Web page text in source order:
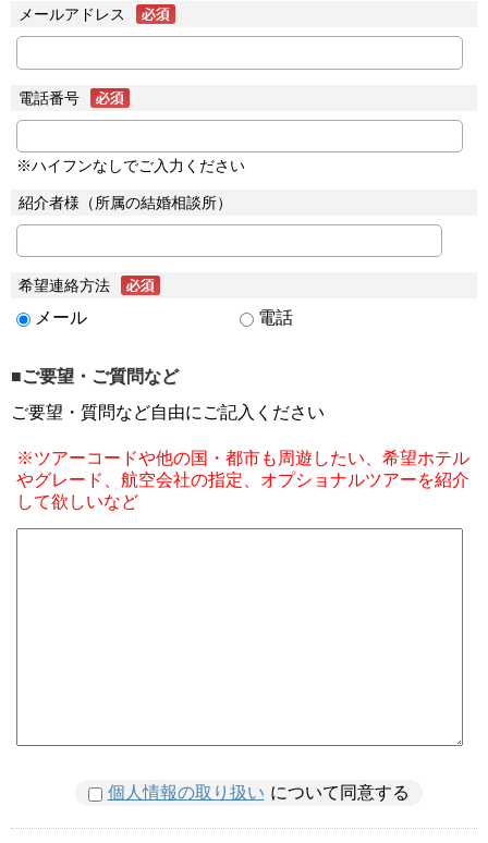
メールアドレス
電話番号
※ハイフンなしでご入力ください
紹介者様（所属の結婚相談所）
希望連絡方法
メール 電話
■ご要望・ご質問など
ご要望・質問など自由にご記入ください
※ツアーコードや他の国・都市も周遊したい、希望ホテル
やグレード、航空会社の指定、オプショナルツアーを紹介
して欲しいなど
個人情報の取り扱い について同意する